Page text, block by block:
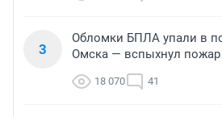
3
Обломки БПЛА упали в
Омска — вспыхнул пожар
18 070 41